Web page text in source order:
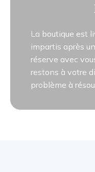
La boutique est
impartis après
réserve avec
restons à votre
problème à